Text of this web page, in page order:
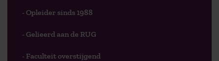
- Opleider sinds 1988
- Gelieerd aan de RUG
- Faculteit overstijgend